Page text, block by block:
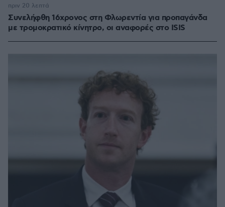
Συνελήφθη 16χρονος στη Φλωρεντία για προπαγάνδα
με τρομοκρατικό κίνητρο, οι αναφορές στο ISIS
πριν 20 λεπτά